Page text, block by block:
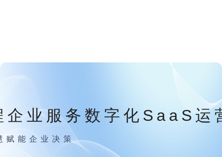
企业服务数字化SaaS运
赋能企业决策